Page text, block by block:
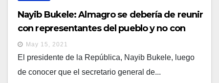
Nayib Bukele: Almagro se debería de reunir
con representantes del pueblo y no con
aquellos que piden el regreso de corruptos
May 15, 2021
El presidente de la República, Nayib Bukele, luego
de conocer que el secretario general de...